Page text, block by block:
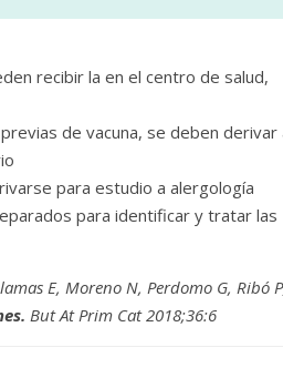
recibir la en el centro de salud,
de vacuna, se deben derivar
para estudio a alergología
para identificar y tratar las
E, Moreno N, Perdomo G, Ribó
But At Prim Cat 2018;36:6